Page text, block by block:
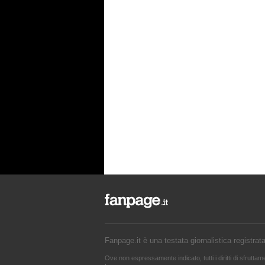
Fanpage.it è una testata giornalistica
Ove non espressamente indicato, tutti i diritti di